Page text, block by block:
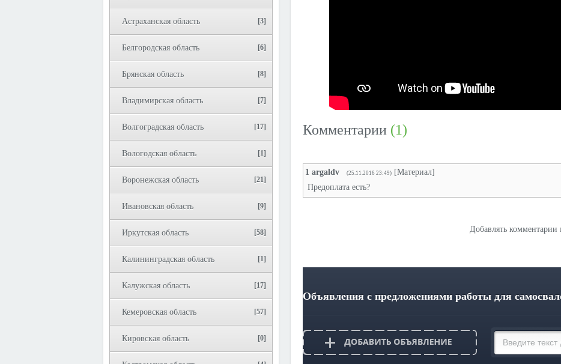
Астраханская область [3]
Белгородская область [6]
Брянская область [8]
Владимирская область [7]
Волгоградская область [17]
Вологодская область [1]
Воронежская область [21]
Ивановская область [9]
Иркутская область [58]
Калининградская область [1]
Калужская область [17]
Кемеровская область [57]
Кировская область [0]
Комментарии (1)
1 argaldv (25.11.2016 23:49) [Материал]
Предоплата есть?
Добавлять комментарии
Объявления с предложениями работы для